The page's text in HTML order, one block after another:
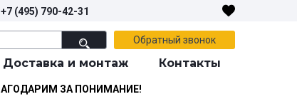
+7 (495) 790-42-31
Обратный звонок
Доставка и монтаж Контакты
ЗА ПОНИМАНИЕ!